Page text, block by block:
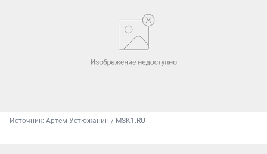
Источник: Артем Устюжанин / MSK1.RU